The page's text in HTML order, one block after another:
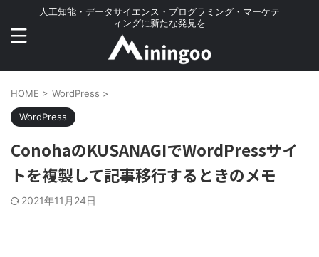
人工知能・データサイエンス・プログラミング・マーケテ
ィングに新たな発見を
HOME > WordPress >
WordPress
ConohaのKUSANAGIでWordPressサイ
トを複製して記事移行するときのメモ
2021年11月24日